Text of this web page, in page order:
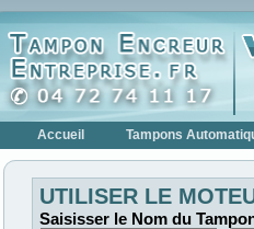
Accueil
Tampons
UTILISER LE
Saisisser le Nom du